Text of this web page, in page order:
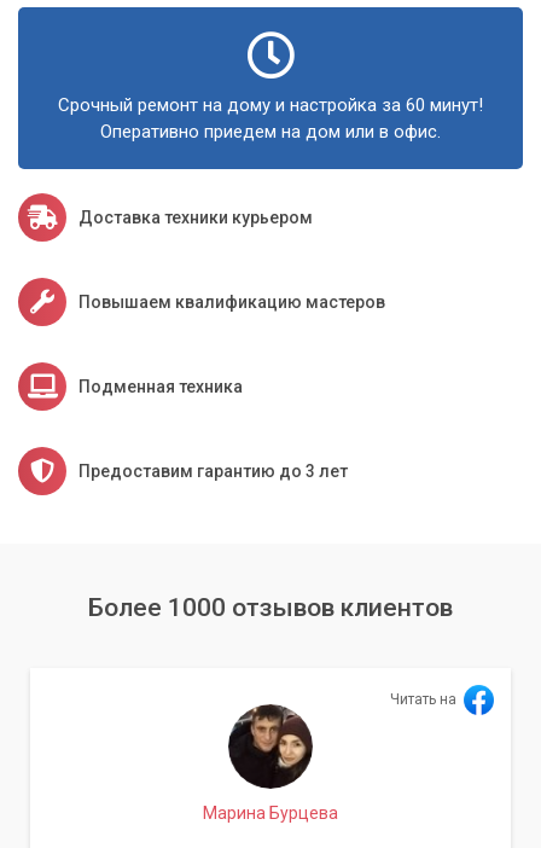
Промывка системы подачи чернил специальными
Восстановление работоспособности даже сильно
засохших головок.
Рекомендации по дальнейшей эксплуатации и
профилактике.
Мы используем только
не повреждают внутренние компоненты
Доверьте заботу о вашей струйной оргтехнике
«Компьютерный Мастер» – это гарантия качества и долгой
Мы предлагаем оперативный выезд мастера на дом или в
офис, а также возможность доставки оборудования в наш
сервисный центр. Срок выполнения работ зависит от
степени засорения и модели устройства, но мы всегда
стремимся обеспечить максимально быстрое и
качественное обслуживание.
Срочный ремонт на дому и настройка за 60 минут!
Оперативно приедем на дом или в офис.
Доставка техники курьером
Повышаем квалификацию мастеров
Подменная техника
Предоставим гарантию до 3 лет
Более 1000 отзывов клиентов
Читать на
Марина Бурцева